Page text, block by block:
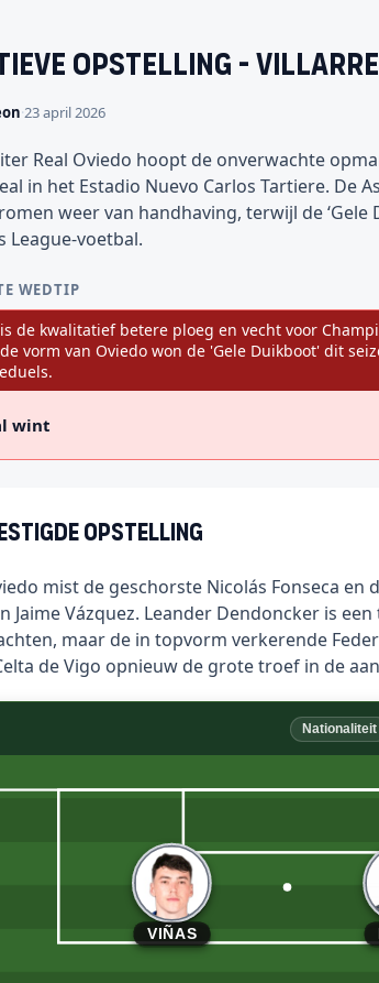
opstelling -
·23 april 2026
Real Oviedo hoopt de onverwachte
in het Estadio Nuevo Carlos Tartiere. De
weer van handhaving, terwijl de ‘Gele
League-voetbal.
WEDTIP
de kwalitatief betere ploeg en vecht voor
vorm van Oviedo won de 'Gele Duikboot' dit
wint
opstelling
mist de geschorste Nicolás Fonseca en
Jaime Vázquez. Leander Dendoncker is
maar de in topvorm verkerende
de Vigo opnieuw de grote troef in de
Nationaliteit
VIÑAS